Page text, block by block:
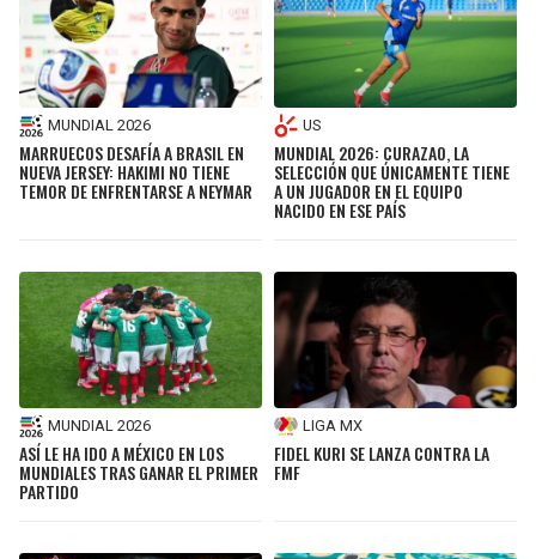
MUNDIAL 2026
MARRUECOS DESAFÍA A BRASIL EN
NUEVA JERSEY: HAKIMI NO TIENE
TEMOR DE ENFRENTARSE A NEYMAR
US
MUNDIAL 2026: CURAZAO, LA
SELECCIÓN QUE ÚNICAMENTE TIENE
A UN JUGADOR EN EL EQUIPO
NACIDO EN ESE PAÍS
MUNDIAL 2026
ASÍ LE HA IDO A MÉXICO EN LOS
MUNDIALES TRAS GANAR EL PRIMER
PARTIDO
LIGA MX
FIDEL KURI SE LANZA CONTRA LA
FMF